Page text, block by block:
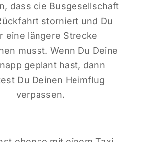
dass die Busgesellschaft
storniert und Du
eine längere Strecke
musst. Wenn Du Deine
geplant hast, dann
Du Deinen Heimflug
verpassen.